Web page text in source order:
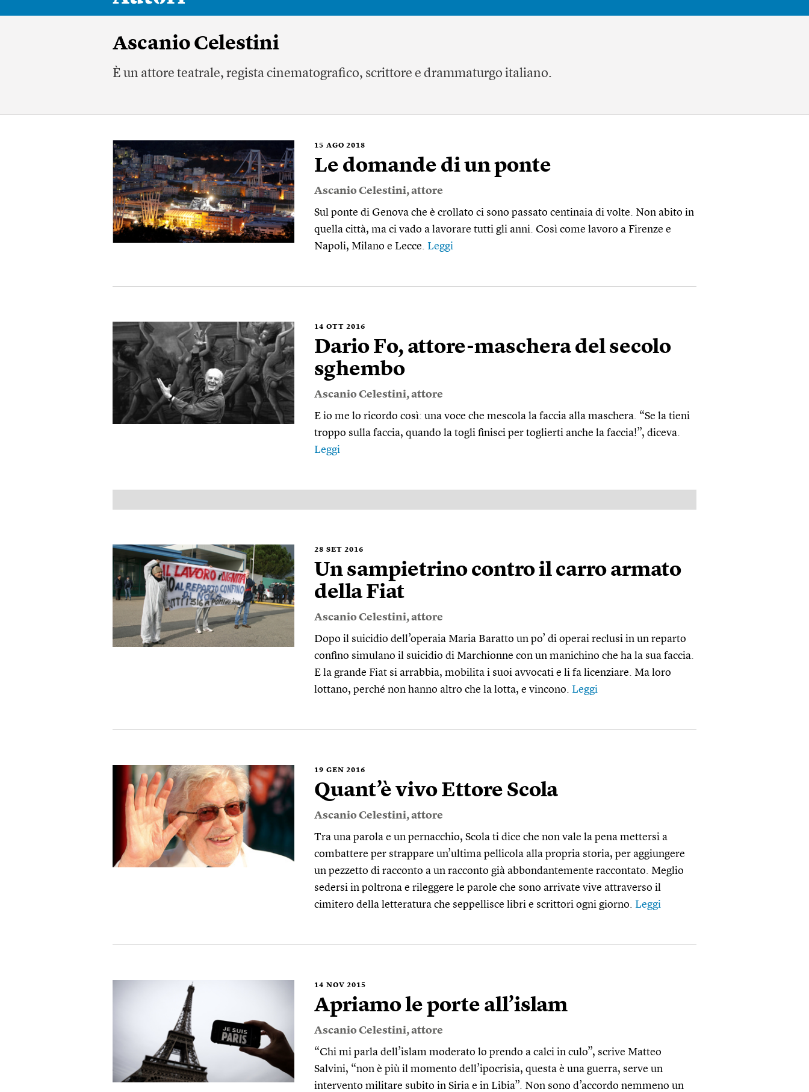
Ascanio Celestini
È un attore teatrale, regista cinematografico, scrittore e drammaturgo italiano.
15 AGO 2018
Le domande di un ponte
Ascanio Celestini, attore
Sul ponte di Genova che è crollato ci sono passato centinaia di volte. Non abito in
quella città, ma ci vado a lavorare tutti gli anni. Così come lavoro a Firenze e
Napoli, Milano e Lecce. Leggi
14 OTT 2016
Dario Fo, attore-maschera del secolo
sghembo
Ascanio Celestini, attore
E io me lo ricordo così: una voce che mescola la faccia alla maschera. “Se la tieni
troppo sulla faccia, quando la togli finisci per toglierti anche la faccia!”, diceva.
Leggi
28 SET 2016
Un sampietrino contro il carro armato
della Fiat
Ascanio Celestini, attore
Dopo il suicidio dell’operaia Maria Baratto un po’ di operai reclusi in un reparto
confino simulano il suicidio di Marchionne con un manichino che ha la sua faccia.
E la grande Fiat si arrabbia, mobilita i suoi avvocati e li fa licenziare. Ma loro
lottano, perché non hanno altro che la lotta, e vincono. Leggi
19 GEN 2016
Quant’è vivo Ettore Scola
Ascanio Celestini, attore
Tra una parola e un pernacchio, Scola ti dice che non vale la pena mettersi a
combattere per strappare un’ultima pellicola alla propria storia, per aggiungere
un pezzetto di racconto a un racconto già abbondantemente raccontato. Meglio
sedersi in poltrona e rileggere le parole che sono arrivate vive attraverso il
cimitero della letteratura che seppellisce libri e scrittori ogni giorno. Leggi
14 NOV 2015
Apriamo le porte all’islam
Ascanio Celestini, attore
“Chi mi parla dell’islam moderato lo prendo a calci in culo”, scrive Matteo
Salvini, “non è più il momento dell’ipocrisia, questa è una guerra, serve un
intervento militare subito in Siria e in Libia”. Non sono d’accordo nemmeno un